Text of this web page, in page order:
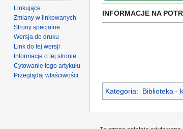
INFORMACJE NA
Kategoria: Biblioteka -
Linkujące
Zmiany w linkowanych
Strony specjalne
Wersja do druku
Link do tej wersji
Informacje o tej stronie
Cytowanie tego artykułu
Przeglądaj właściwości